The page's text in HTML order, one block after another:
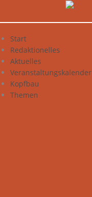
Start
Redaktionelles
Aktuelles
Veranstaltungskalender
Kopfbau
Themen